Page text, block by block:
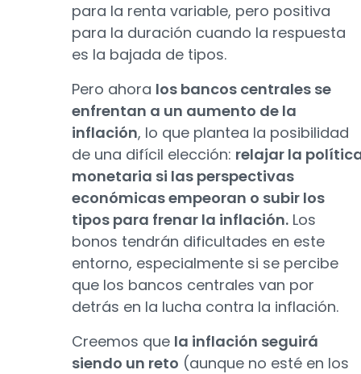
para la renta variable, pero positiva
para la duración cuando la respuesta
es la bajada de tipos.
Pero ahora los bancos centrales se
enfrentan a un aumento de la
inflación, lo que plantea la posibilidad
de una difícil elección: relajar la
monetaria si las perspectivas
económicas empeoran o subir los
tipos para frenar la inflación. Los
bonos tendrán dificultades en este
entorno, especialmente si se percibe
que los bancos centrales van por
detrás en la lucha contra la inflación.
Creemos que la inflación seguirá
siendo un reto (aunque no esté en los